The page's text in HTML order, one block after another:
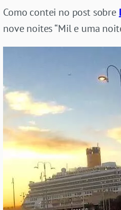
Como contei no post sobre
nove noites “Mil e uma